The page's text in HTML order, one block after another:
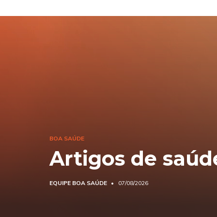
BOA SAÚDE
Artigos de
EQUIPE BOA SAÚDE 07/08/2026